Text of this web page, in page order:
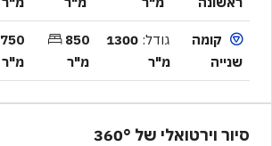
קומה
שנייה
גודל: 1300
מ"ר
850
מ"ר
750
מ"ר
סיור וירטואלי של 360°